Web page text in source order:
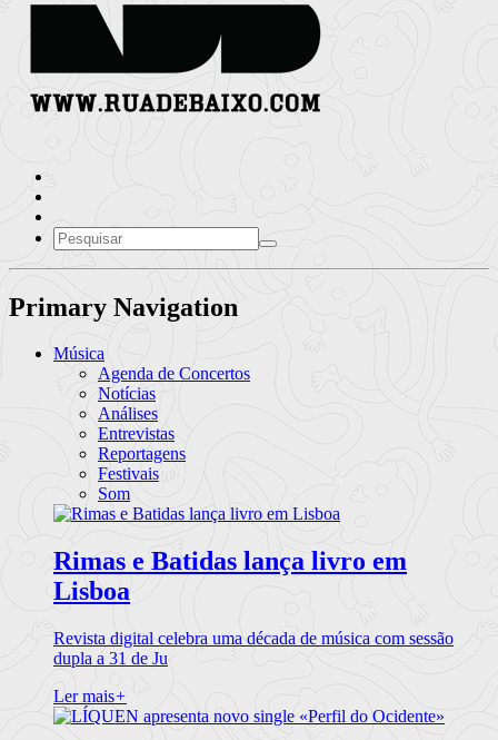
Primary Navigation
Música
Agenda de Concertos
Notícias
Análises
Entrevistas
Reportagens
Festivais
Som
Rimas e Batidas lança livro em
Lisboa
Revista digital celebra uma década de música com sessão
dupla a 31 de Ju
Ler mais+